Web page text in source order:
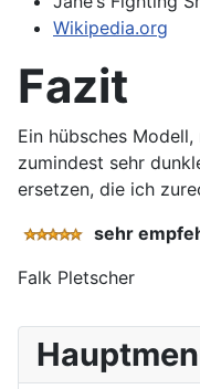
Wikipedia.org
Fazit
Ein hübsches
zumindest sehr
ersetzen, die ich
sehr
Falk Pletscher